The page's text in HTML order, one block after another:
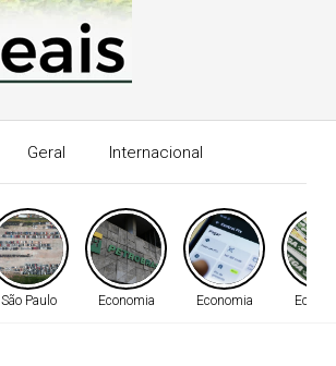
Geral Internacional
São Paulo Economia Economia